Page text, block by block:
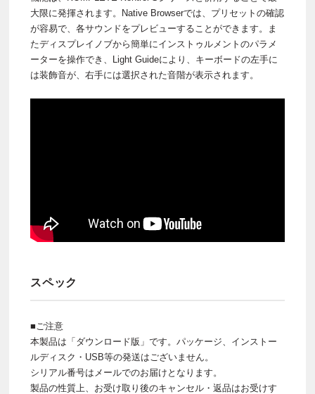
大限に発揮されます。Native Browserでは、プリセットの確認
が容易で、各サウンドをプレビューすることができます。ま
たディスプレイノブから簡単にインストゥルメントのパラメ
ーターを操作でき、Light Guideにより、キーボードの左手に
は装飾音が、右手には選択された音階が表示されます。
スペック
■ご注意
本製品は「ダウンロード版」です。パッケージ、インストー
ルディスク・USB等の発送はございません。
シリアル番号はメールでのお届けとなります。
製品の性質上、お受け取り後のキャンセル・返品はお受けす